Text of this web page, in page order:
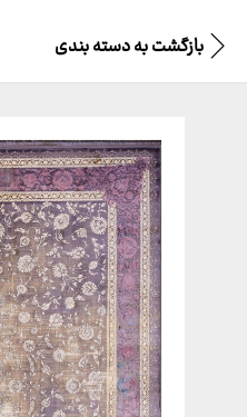
بازگشت بهدسته بندی